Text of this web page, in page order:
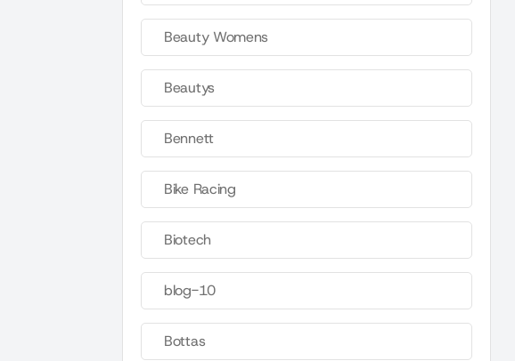
Beauty Womens
Beautys
Bennett
Bike Racing
Biotech
blog-10
Bottas